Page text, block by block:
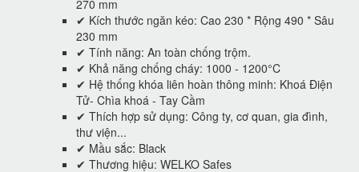
270 mm
✔ Kích thước ngăn kéo: Cao 230 * Rộng 490 * Sâu
230 mm
✔ Tính năng: An toàn chống trộm.
✔ Khả năng chống cháy: 1000 - 1200°C
✔ Hệ thống khóa liên hoàn thông minh: Khoá Điện
Tử- Chìa khoá - Tay Cầm
✔ Thích hợp sử dụng: Công ty, cơ quan, gia đình,
thư viện...
✔ Mầu sắc: Black
✔ Thương hiệu: WELKO Safes